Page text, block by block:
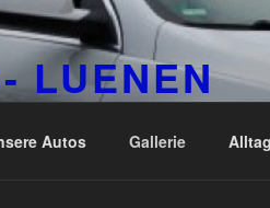
LUENEN
Autos Gallerie